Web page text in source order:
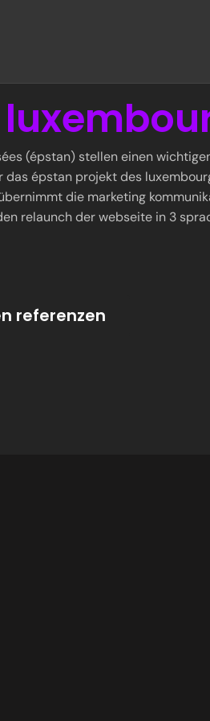
(épstan) stellen einen
das épstan projekt des
die marketing
relaunch der webseite in 3
referenzen